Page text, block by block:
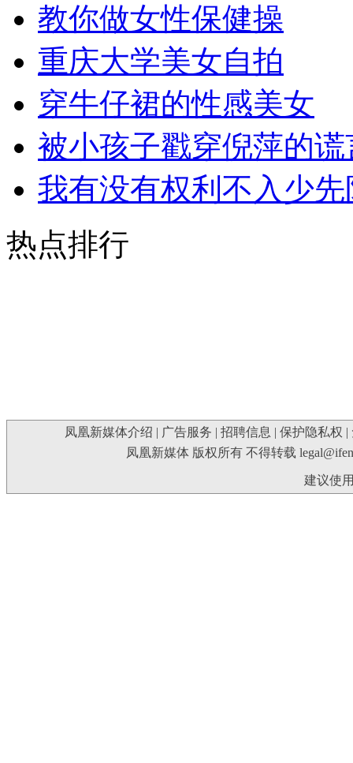
教你做女性保健操
重庆大学美女自拍
穿牛仔裙的性感美女
被小孩子戳穿倪萍的谎
我有没有权利不入少先
热点排行
凤凰新媒体介绍 | 广告服务 | 招聘信息 | 保护隐私权 |
凤凰新媒体 版权所有 不得转载
建议使